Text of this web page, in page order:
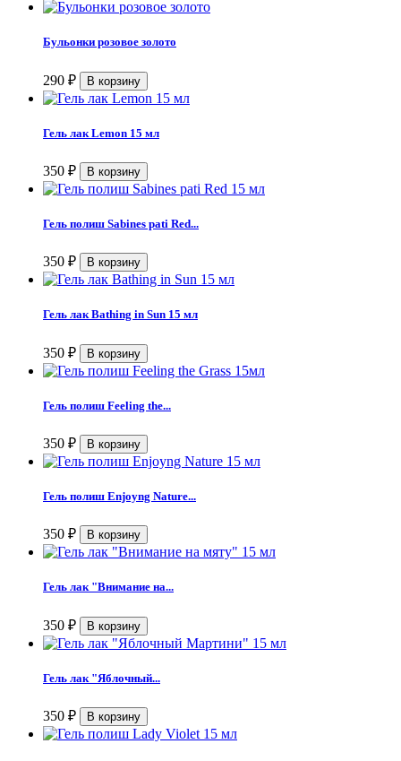
Бульонки розовое золото
290 ₽
Гель лак Lemon 15 мл
350 ₽
Гель полиш Sabines pati Red...
350 ₽
Гель лак Bathing in Sun 15 мл
350 ₽
Гель полиш Feeling the...
350 ₽
Гель полиш Enjoyng Nature...
350 ₽
Гель лак "Внимание на...
350 ₽
Гель лак "Яблочный...
350 ₽